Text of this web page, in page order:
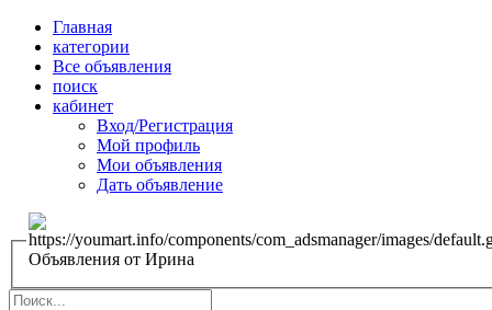
Главная
категории
Все объявления
поиск
кабинет
Вход/Регистрация
Мой профиль
Мои объявления
Дать объявление
Объявления от Ирина